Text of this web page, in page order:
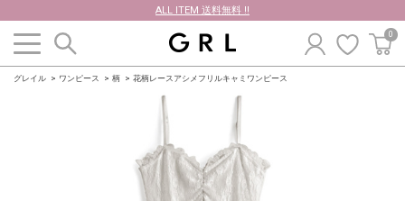
ALL ITEM 送料無料 !!
0
グレイル ワンピース 柄 花柄レースアシメフリルキャミワンピース